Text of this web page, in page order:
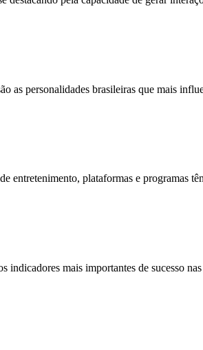
as personalidades brasileiras que mais
entretenimento, plataformas e programas
mais importantes de sucesso nas